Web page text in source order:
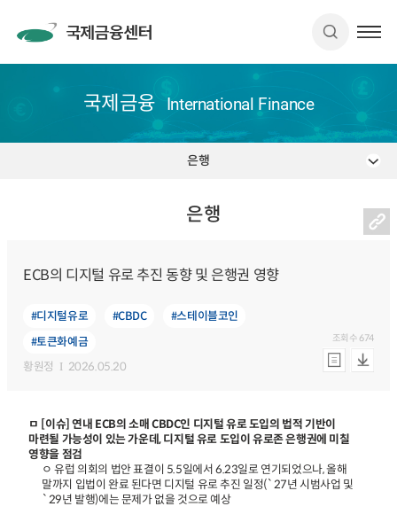
국제금융 International Finance
은행
은행
ECB의 디지털 유로 추진 동향 및 은행권 영향
#디지털유로 #CBDC
#스테이블코인
#토큰화예금
황원정
2026.05.20
조회수674
ㅁ [이슈] 연내 ECB의 소매 CBDC인 디지털 유로 도입의 법적 기반이
마련될 가능성이 있는 가운데, 디지털 유로 도입이 유로존 은행권에 미칠
영향을 점검
ㅇ 유럽 의회의 법안 표결이 5.5일에서 6.23일로 연기되었으나, 올해
말까지 입법이 완료 된다면 디지털 유로 추진 일정(`27년 시범사업 및
`29년 발행)에는 문제가 없을 것으로 예상